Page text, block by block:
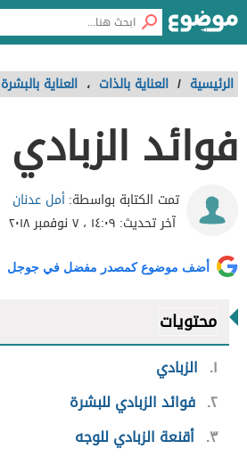
الرئيسية / العناية بالذات ، العناية بالبشرة
فوائد
تمت الكتابة بواسطة:أمل عدنان
آخر تحديث: ١٤:٠٩ ، ٧ نوفمبر ٢٠١٨
أضف موضوع كمصدر مفضل في جوجل
محتويات
١
الزبادي
٢ فوائد الزبادي للبشرة
٣ أقنعة الزبادي للوجه